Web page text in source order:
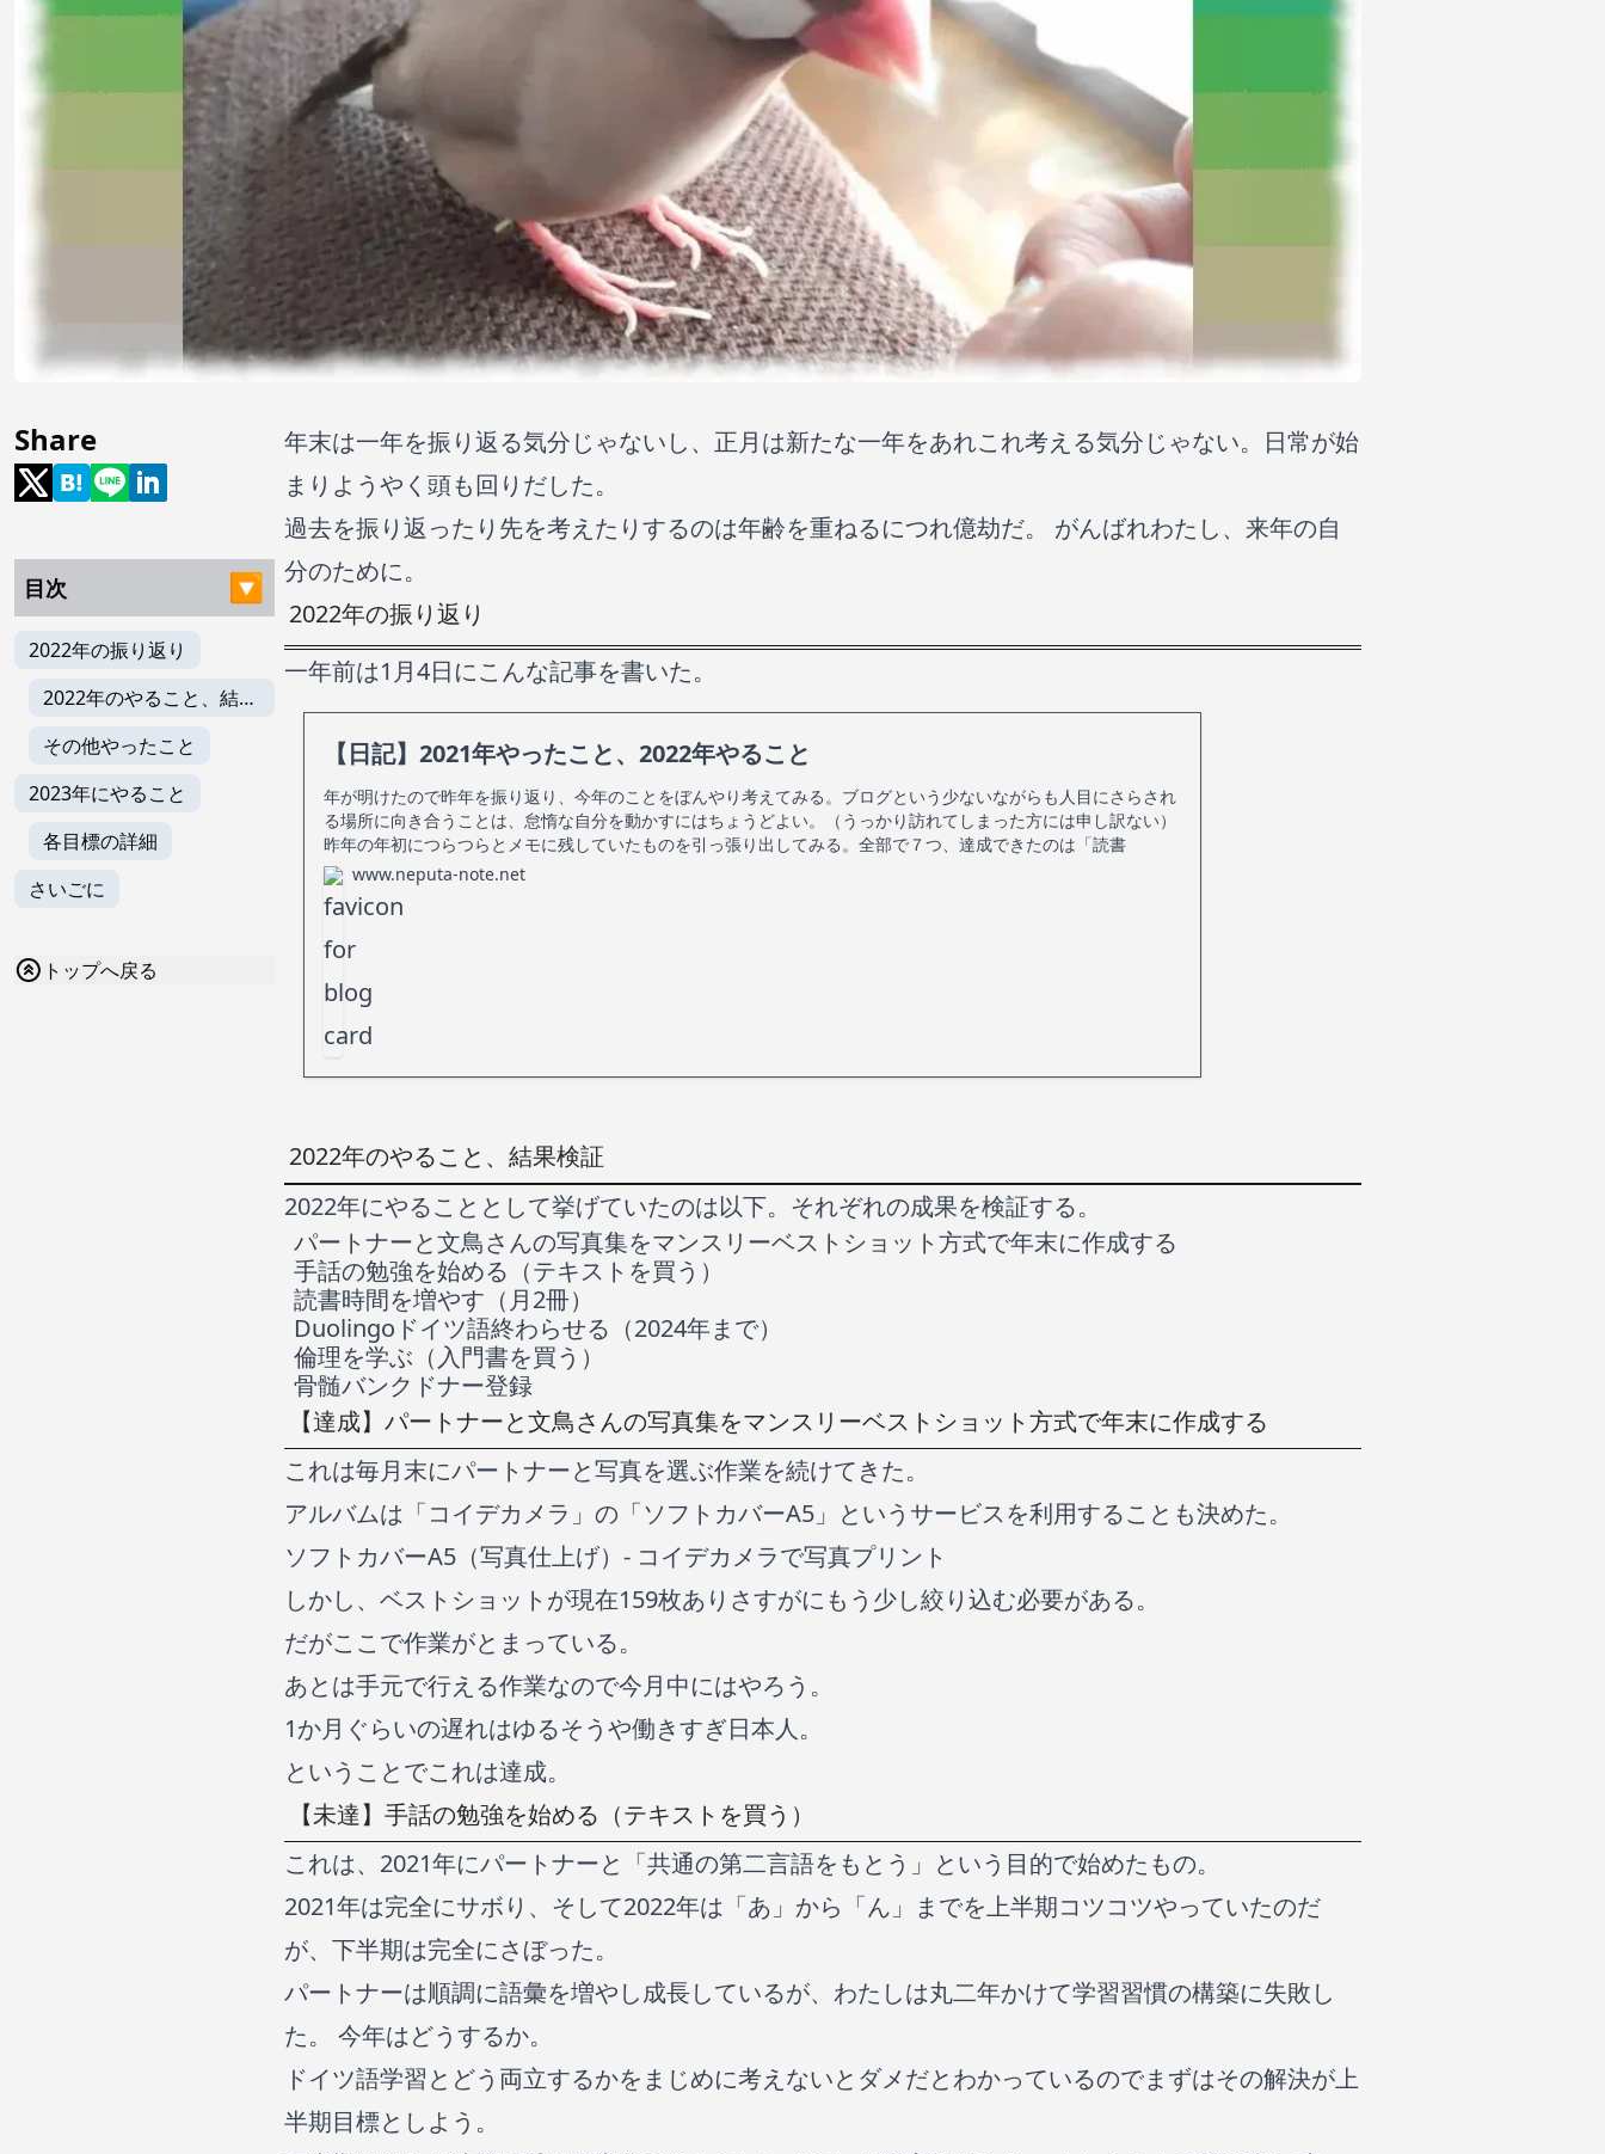
Share
目次
2022年の振り返り
2022年のやること、結果
その他やったこと
2023年にやること
各目標の詳細
さいごに
トップへ戻る
年末は一年を振り返る気分じゃないし、正月は新たな一年をあれこれ考える気分じゃない。日常が始
まりようやく頭も回りだした。
過去を振り返ったり先を考えたりするのは年齢を重ねるにつれ億劫だ。 がんばれわたし、来年の自
分のために。
2022年の振り返り
一年前は1月4日にこんな記事を書いた。
【日記】2021年やったこと、2022年やること
年が明けたので昨年を振り返り、今年のことをぼんやり考えてみる。ブログという少ないながらも人目にさらされ
る場所に向き合うことは、怠惰な自分を動かすにはちょうどよい。（うっかり訪れてしまった方には申し訳ない）
昨年の年初につらつらとメモに残していたものを引っ張り出してみる。全部で７つ、達成できたのは「読書
www.neputa-note.net
2022年のやること、結果検証
2022年にやることとして挙げていたのは以下。それぞれの成果を検証する。
パートナーと文鳥さんの写真集をマンスリーベストショット方式で年末に作成する
手話の勉強を始める（テキストを買う）
読書時間を増やす（月2冊）
Duolingoドイツ語終わらせる（2024年まで）
倫理を学ぶ（入門書を買う）
骨髄バンクドナー登録
【達成】パートナーと文鳥さんの写真集をマンスリーベストショット方式で年末に作成する
これは毎月末にパートナーと写真を選ぶ作業を続けてきた。
アルバムは「コイデカメラ」の「ソフトカバーA5」というサービスを利用することも決めた。
ソフトカバーA5（写真仕上げ）- コイデカメラで写真プリント
しかし、ベストショットが現在159枚ありさすがにもう少し絞り込む必要がある。
だがここで作業がとまっている。
あとは手元で行える作業なので今月中にはやろう。
1か月ぐらいの遅れはゆるそうや働きすぎ日本人。
ということでこれは達成。
【未達】手話の勉強を始める（テキストを買う）
これは、2021年にパートナーと「共通の第二言語をもとう」という目的で始めたもの。
2021年は完全にサボり、そして2022年は「あ」から「ん」までを上半期コツコツやっていたのだ
が、下半期は完全にさぼった。
パートナーは順調に語彙を増やし成長しているが、わたしは丸二年かけて学習習慣の構築に失敗し
た。 今年はどうするか。
ドイツ語学習とどう両立するかをまじめに考えないとダメだとわかっているのでまずはその解決が上
半期目標としよう。